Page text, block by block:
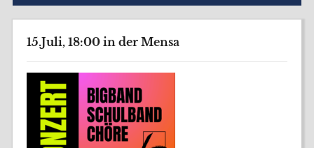
15.Juli, 18:00 in der Mensa